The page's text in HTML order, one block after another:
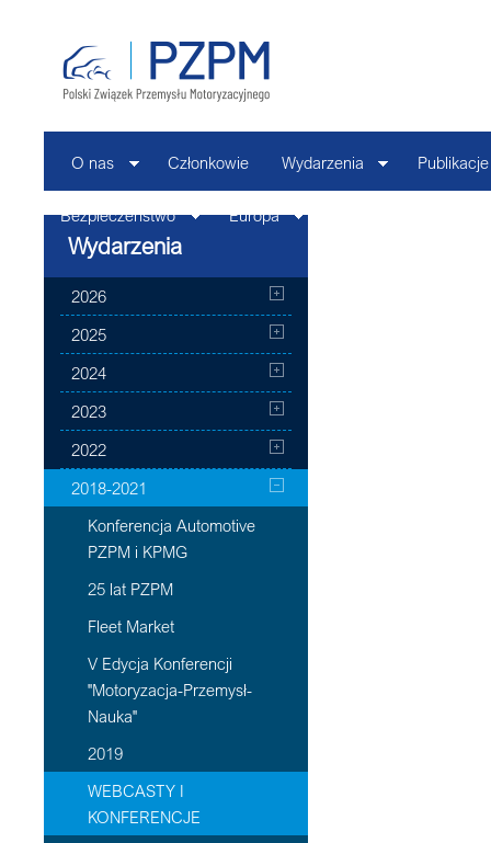
O nas Członkowie Wydarzenia Publikacje
Bezpieczeństwo Europa
Wydarzenia
2026
2025
2024
2023
2022
2018-2021
Konferencja Automotive
PZPM i KPMG
25 lat PZPM
Fleet Market
V Edycja Konferencji
"Motoryzacja-Przemysł-
Nauka"
2019
WEBCASTY I
KONFERENCJE